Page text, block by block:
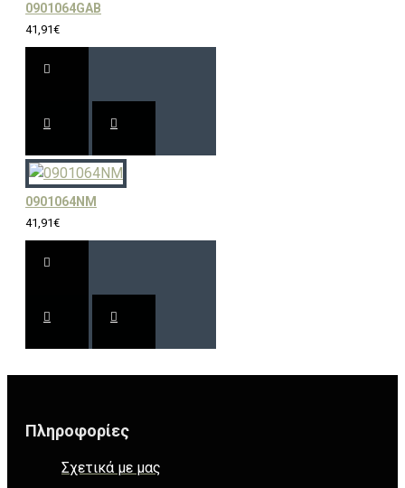
0901064GAB
41,91€
0901064NM
41,91€
Πληροφορίες
Σχετικά με μας